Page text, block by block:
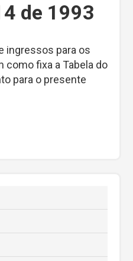
de 1993
ingressos para os
como fixa a Tabela do
para o presente